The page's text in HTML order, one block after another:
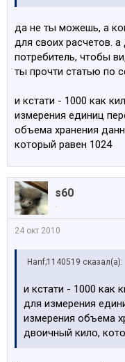
да не ты можешь, а
для своих расчетов.
потребитель, чтобы
ты прочти статью по
и кстати - 1000 как
измерения единиц
объема хранения
который равен 1024
s60
.
24 окт 2010
Hanf;1140519 сказал(а):
и кстати - 1000 как
для измерения
измерения объема
двоичный кило,